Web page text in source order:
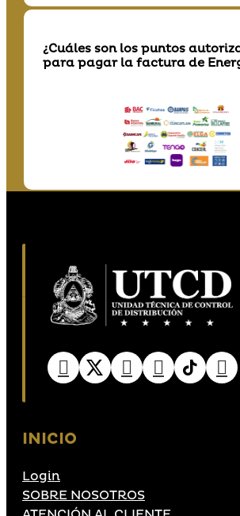
¿Cuáles son los puntos
para pagar la factura de
INICIO
Login
SOBRE NOSOTROS